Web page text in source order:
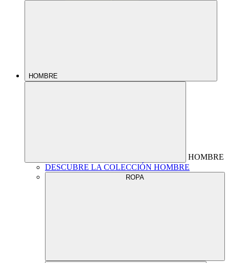
HOMBRE
HOMBRE
DESCUBRE LA COLECCIÓN HOMBRE
ROPA